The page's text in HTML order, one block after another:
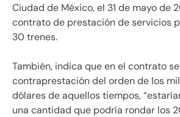
Ciudad de México, el 31 de mayo de
contrato de prestación de servicios
30 trenes.
También, indica que en el contrato
contraprestación del orden de los
dólares de aquellos tiempos,
una cantidad que podría rondar los